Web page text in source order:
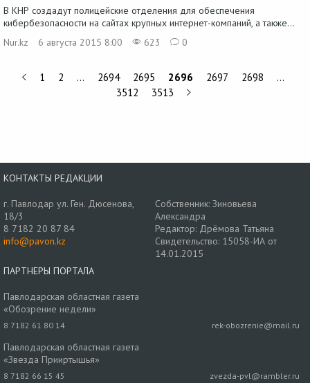
В КНР создадут полицейские отделения для обеспечения
кибербезопасности на сайтах крупных интернет-компаний, а также...
Nur.kz
6 августа 2015 8:00 623 0
1 2 … 2694 2695 2696 2697 2698
…
3512
3513
КОНТАКТЫ РЕДАКЦИИ
г. Павлодар ул. Ген. Дюсенова,
18/3
8 7182 20 87 84
info@pavon.kz
Собственник: Зиновьева
Александра
Редактор: Дрёмова Татьяна
Свидетельство: 15058-ИА от
14.01.2015
ПАРТНЕРЫ ПОРТАЛА
Павлодарская областная газета
«Обозрение недели»
8 7182 61 80 14 rek-obozrenie@mail.ru
Павлодарская областная газета
«Звезда Прииртышья»
8 7182 66 15 45 zvezda-pvl@rambler.ru